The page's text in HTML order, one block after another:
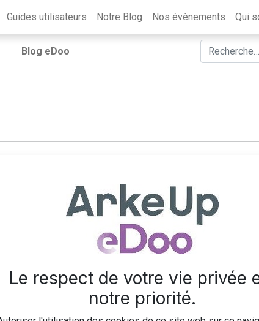
Guides utilisateurs Notre Blog Nos évènements Qui
Blog eDoo
Le mois du numérique,... un
De nombreux événements et des rencontres numériques
auront lieu sur le territoire francilien tout au long du mois de
juin 2018. Une mobilisation des multiples partenaires du
Le respect de votre vie privée
notre priorité.